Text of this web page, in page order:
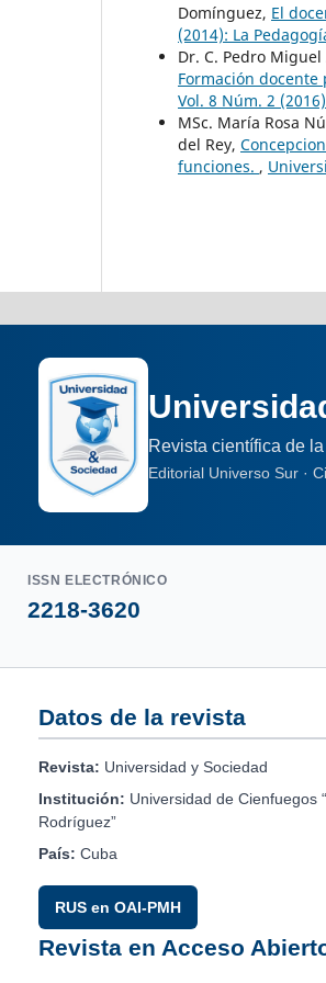
Domínguez, El
(2014): La
Dr. C. Pedro
Formación
Vol. 8 Núm. 2
MSc. María Rosa
del Rey,
funciones. ,
Revista científica de
Editorial Universo Sur ·
ISSN ELECTRÓNICO
2218-3620
Datos de la revista
Revista: Universidad y Sociedad
Institución: Universidad de Cienfuegos
Rodríguez”
País: Cuba
RUS en OAI-PMH
Revista en Acceso